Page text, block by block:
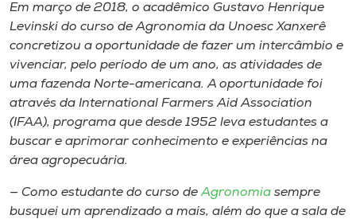
Unoesc
Store
Selecione
o idioma
A+
A-
Em março de 2018, o acadêmico Gustavo Henrique
Levinski do curso de Agronomia da Unoesc Xanxerê
concretizou a oportunidade de fazer um intercâmbio e
vivenciar, pelo período de um ano, as atividades de
uma fazenda Norte-americana. A oportunidade foi
através da International Farmers Aid Association
(IFAA), programa que desde 1952 leva estudantes a
buscar e aprimorar conhecimento e experiências na
área agropecuária.
— Como estudante do curso deAgronomia sempre
busquei um aprendizado a mais, além do que a sala de